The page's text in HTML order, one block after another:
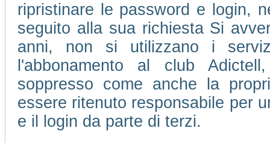
ripristinare le password e login,
seguito alla sua richiesta Si
anni, non si utilizzano i
l'abbonamento al club
soppresso come anche la
essere ritenuto responsabile per
e il login da parte di terzi.